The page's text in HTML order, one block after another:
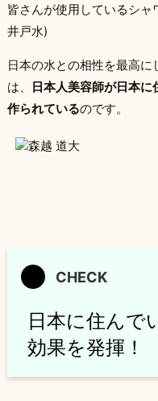
皆さんが使用しているシ
井戸水)
日本の水との相性を最高
は、
日本人美容師が日本
作られているのです。
日本に住んで
効果を発揮！